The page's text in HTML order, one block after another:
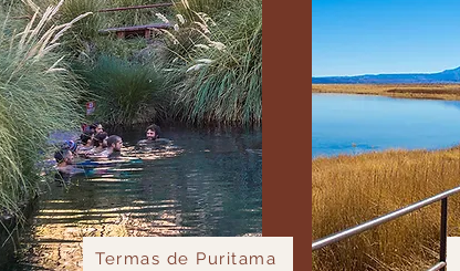
Termas de Puritama